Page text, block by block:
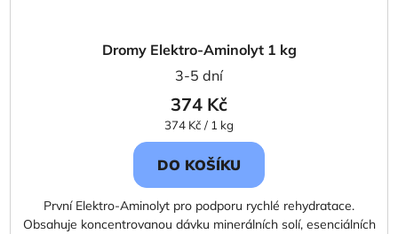
Dromy Elektro-Aminolyt 1 kg
3-5 dní
374 Kč
Měrná
cena:
374 Kč / 1 kg
DO KOŠÍKU
První Elektro-Aminolyt pro podporu rychlé rehydratace.
Obsahuje koncentrovanou dávku minerálních solí, esenciálních